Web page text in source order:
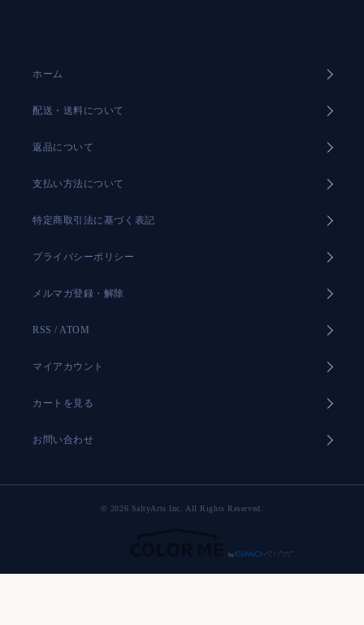
ホーム
配送・送料について
返品について
支払い方法について
特定商取引法に基づく表記
プライバシーポリシー
メルマガ登録・解除
RSS /ATOM
マイアカウント
カートを見る
お問い合わせ
© 2026 SaltyArts Inc. All Rights Reserved.